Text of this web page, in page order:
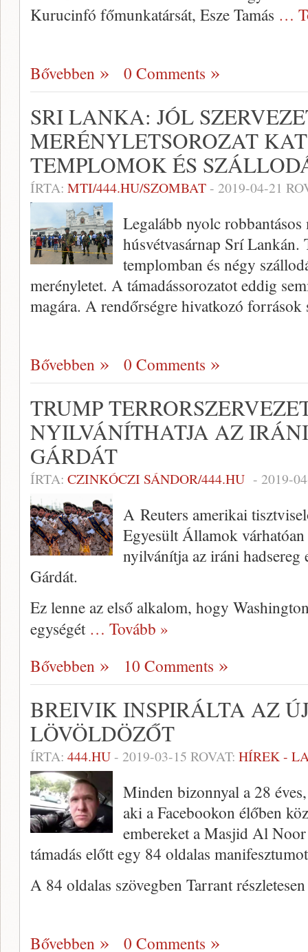
Kurucinfó főmunkatársát, Esze Tamás …
Bővebben 0 Comments
SRI LANKA: JÓL
MERÉNYLETSOROZAT
TEMPLOMOK ÉS
ÍRTA: MTI/444.HU/SZOMBAT- 2019-04-21
Legalább nyolc
húsvétvasárnap Srí
templomban és négy
merényletet. A támadássorozatot eddig
magára. A rendőrségre hivatkozó
Bővebben 0 Comments
TRUMP
NYILVÁNÍTHATJA AZ
GÁRDÁT
ÍRTA: CZINKÓCZI SÁNDOR/444.HU - 2019-
A Reuters amerikai
Egyesült Államok
nyilvánítja az iráni
Gárdát.
Ez lenne az első alkalom, hogy
egységét … Tovább »
Bővebben
10 Comments
BREIVIK INSPIRÁLTA AZ
LÖVÖLDÖZŐT
ÍRTA: 444.HU- 2019-03-15 ROVAT: HÍREK -
Minden bizonnyal a 28
aki a Facebookon élőben
embereket a Masjid Al Noor
támadás előtt egy 84 oldalas
A 84 oldalas szövegben Tarrant
Bővebben 0 Comments